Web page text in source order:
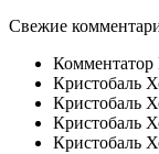
Свежие
Кристобаль
Кристобаль
Кристобаль
Кристобаль